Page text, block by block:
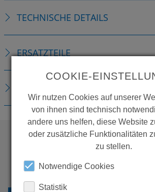
TECHNISCHE DETAILS
ERSATZTEILE
PRODUKTE SEHEN?
COOKIE-
Wir nutzen Cookies auf unserer
von ihnen sind technisch
andere uns helfen, diese Website
oder zusätzliche Funktionalitäten
zu stellen.
Notwendige Cookies
Statistik